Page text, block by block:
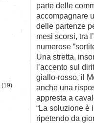
parte delle
accompagnare
delle partenze
mesi scorsi, tra
numerose
Una stretta,
l’accento sul
giallo-rosso, il
anche una
appresta a
“La soluzione è
ripetendo da
(19)